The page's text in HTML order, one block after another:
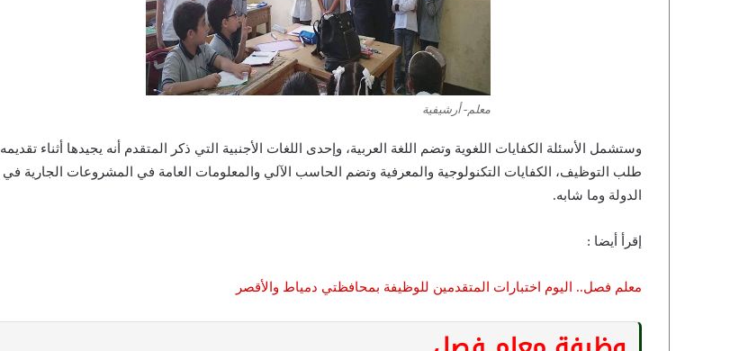
معلم- أرشيفية
وستشمل الأسئلة الكفايات اللغوية وتضم اللغة العربية، وإحدى اللغات الأجنبية التي ذكر المتقدم أنه يجيدها أثناء تقديمه
طلب التوظيف، الكفايات التكنولوجية والمعرفية وتضم الحاسب الآلي والمعلومات العامة في المشروعات الجارية في
الدولة وما شابه.
إقرأ أيضا :
معلم فصل.. اليوم اختبارات المتقدمين للوظيفة بمحافظتي دمياط والأقصر